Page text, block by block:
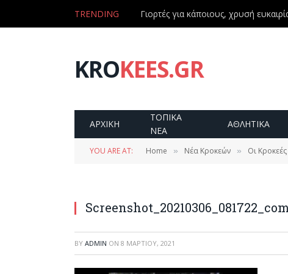
TRENDING Γιορτές για κάποιους, χρυσή
KROKEES.GR
ΑΡΧΙΚΗ
ΤΟΠΙΚΑ
ΝΕΑ
ΑΘΛΗΤΙΚΑ
YOU ARE AT: Home » Νέα Κροκεών » Οι
BY ADMIN ON 8 ΜΑΡΤΊΟΥ, 2021